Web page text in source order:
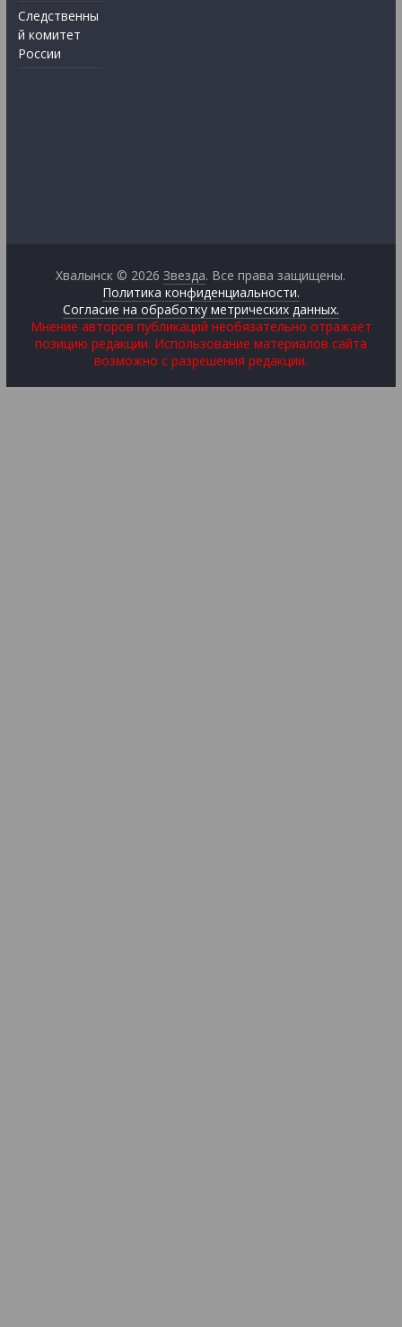
Следственны
й комитет
России
Хвалынск © 2026Звезда. Все права защищены.
Политика конфиденциальности.
Согласие на обработку метрических данных.
Мнение авторов публикаций необязательно отражает
позицию редакции. Использование материалов сайта
возможно с разрешения редакции.